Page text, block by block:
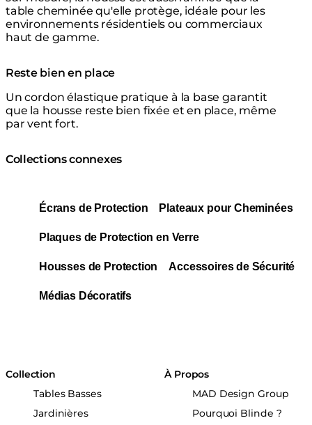
table cheminée qu'elle protège, idéale pour les
environnements résidentiels ou commerciaux
haut de gamme.
Reste bien en place
Un cordon élastique pratique à la base garantit
que la housse reste bien fixée et en place, même
par vent fort.
Collections connexes
Écrans de Protection Plateaux pour Cheminées
Plaques de Protection en Verre
Housses de Protection Accessoires de Sécurité
Médias Décoratifs
Collection
Tables Basses
Jardinières
À Propos
MAD Design Group
Pourquoi Blinde ?